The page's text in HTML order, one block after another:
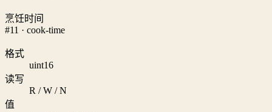
烹饪时间
#11 · cook-time
格式
uint16
读写
R / W / N
值